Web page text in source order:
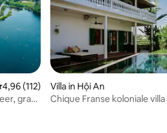
beoordeling van 4,96 op 5,
4,96 (112)
gratis
Villa in Hội An
Chique Franse koloniale